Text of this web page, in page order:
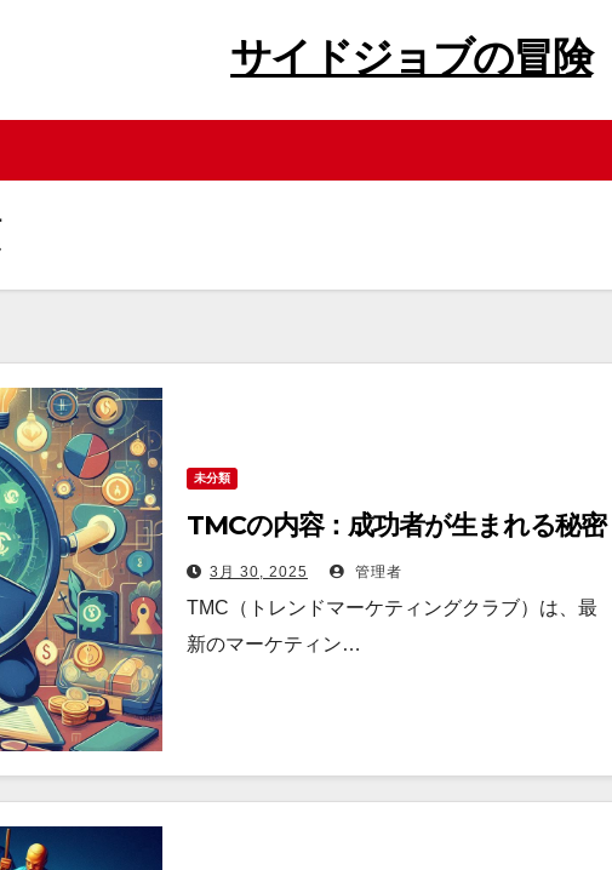
サイドジョブの冒険
未分類
TMCの内容：成功者が生まれる秘密
3月 30, 2025 管理者
TMC（トレンドマーケティングクラブ）は、最
新のマーケティン…